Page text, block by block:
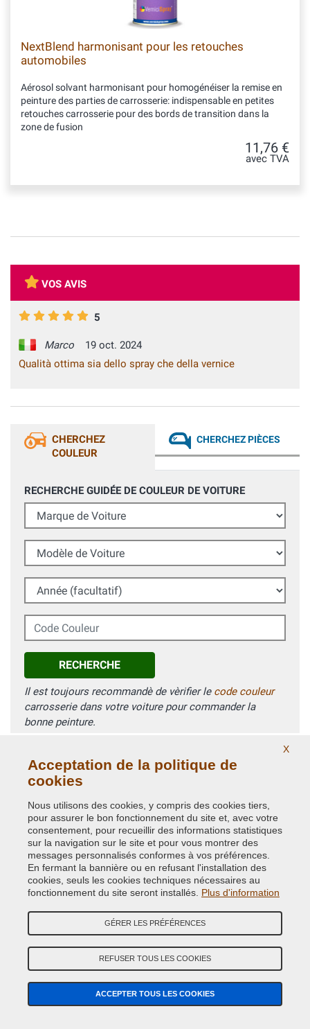
NextBlend harmonisant pour les retouches
automobiles
Aérosol solvant harmonisant pour homogénéiser la remise en
peinture des parties de carrosserie: indispensable en petites
retouches carrosserie pour des bords de transition dans la
zone de fusion
11,76 €
avec TVA
VOS AVIS
5
Marco
19 oct. 2024
Qualità ottima sia dello spray che della vernice
CHERCHEZ
COULEUR
CHERCHEZ PIÈCES
RECHERCHE GUIDÉE DE COULEUR DE VOITURE
Marque de Voiture
Modèle de Voiture
Année (facultatif)
Code Couleur
RECHERCHE
Il est toujours recommandè de vèrifier le code couleur
carrosserie dans votre voiture pour commander la
bonne peinture.
NE TROUVEZ VOTRE CODE DE PEINTURE?
RECHERCHE GUIDÉE PEINTURE VOITURE
AVEZ-VOUS DES DOUTES? CONTACTEZ NOS EXPERTS
Appelez-nous á nos numéros de téléphone ou écrivez-nous sur
WhatsApp
X
Acceptation de la politique de
cookies
Nous utilisons des cookies, y compris des cookies tiers,
pour assurer le bon fonctionnement du site et, avec votre
consentement, pour recueillir des informations statistiques
sur la navigation sur le site et pour vous montrer des
messages personnalisés conformes à vos préférences.
En fermant la bannière ou en refusant l'installation des
cookies, seuls les cookies techniques nécessaires au
fonctionnement du site seront installés. Plus d'information
GÉRER LES PRÉFÉRENCES
REFUSER TOUS LES COOKIES
ACCEPTER TOUS LES COOKIES